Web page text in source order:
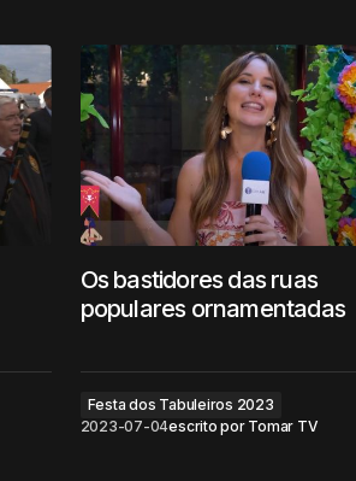
Os bastidores das ruas
populares ornamentadas
Festa dos Tabuleiros 2023
2023-07-04escrito por Tomar TV